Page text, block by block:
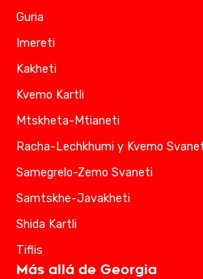
Guria
Imereti
Kakheti
Kvemo Kartli
Mtskheta-Mtianeti
Racha-Lechkhumi y Kvemo
Samegrelo-Zemo Svaneti
Samtskhe-Javakheti
Shida Kartli
Tiflis
Más allá de Georgia